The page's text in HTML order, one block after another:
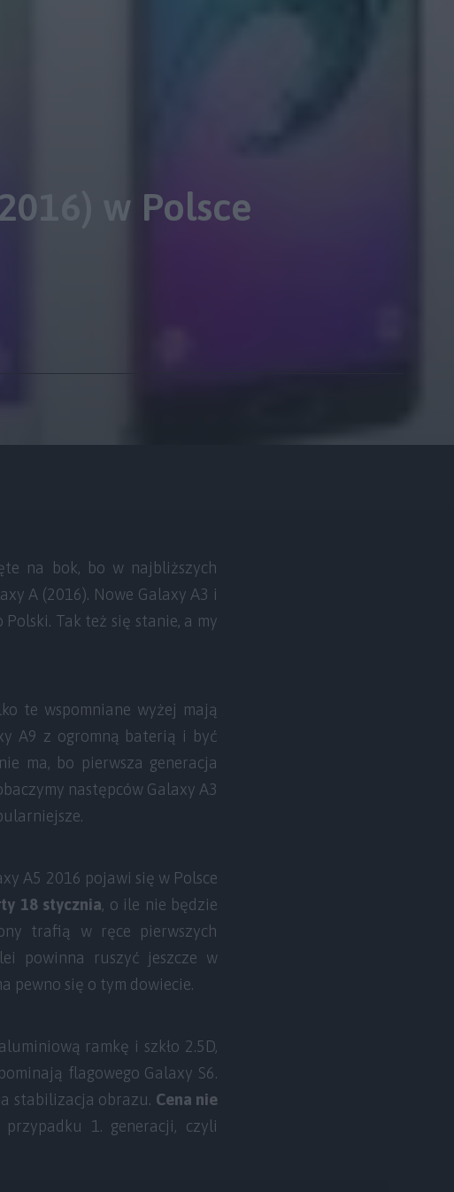
w Polsce
na bok, bo w najbliższych
A (2016). Nowe Galaxy A3 i
Tak też się stanie, a my
te wspomniane wyżej mają
A9 z ogromną baterią i być
ma, bo pierwsza generacja
następców Galaxy A3
A5 2016 pojawi się w Polsce
18 stycznia, o ile nie będzie
trafią w ręce pierwszych
powinna ruszyć jeszcze w
pewno się o tym dowiecie.
ramkę i szkło 2.5D,
flagowego Galaxy S6.
stabilizacja obrazu. Cena nie
1. generacji, czyli